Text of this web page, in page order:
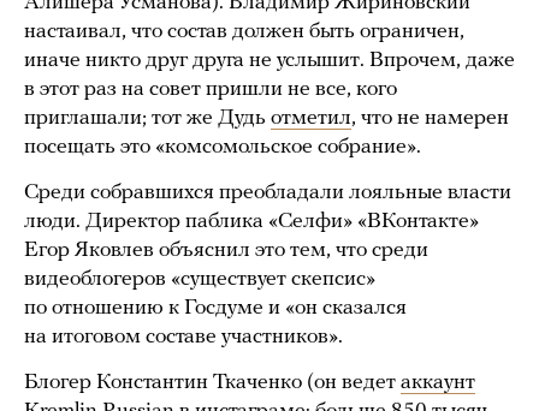
настаивал, что состав должен быть ограничен,
иначе никто друг друга не услышит. Впрочем, даже
в этот раз на совет пришли не все, кого
приглашали; тот же Дудь отметил, что не намерен
посещать это «комсомольское собрание».
Среди собравшихся преобладали лояльные власти
люди. Директор паблика «Селфи» «ВКонтакте»
Егор Яковлев объяснил это тем, что среди
видеоблогеров «существует скепсис»
по отношению к Госдуме и «он сказался
на итоговом составе участников».
Блогер Константин Ткаченко (он ведет аккаунт